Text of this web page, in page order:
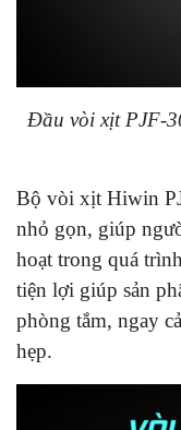
Đầu vòi xịt PJF-
Bộ vòi xịt Hiwin
nhỏ gọn, giúp
hoạt trong quá
tiện lợi giúp sản
phòng tắm, ngay
hẹp.